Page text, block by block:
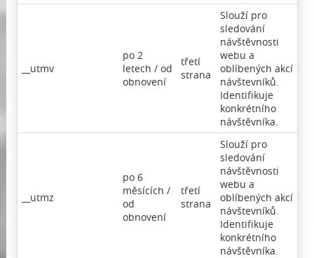
__utmv
po 2
letech / od
obnovení
třetí
strana
Slouží pro
sledování
návštěvnosti
webu a
oblíbených akcí
návštevníků.
Identifikuje
konkrétního
návštěvníka.
__utmz
po 6
měsících /
od
obnovení
třetí
strana
Slouží pro
sledování
návštěvnosti
webu a
oblíbených akcí
návštevníků.
Identifikuje
konkrétního
návštěvníka.